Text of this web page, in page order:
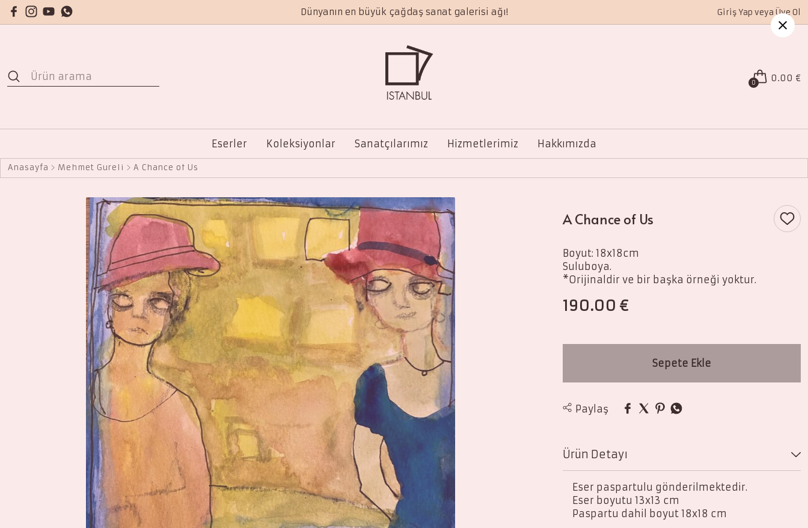
Dünyanın en büyük çağdaş sanat galerisi ağı! Giriş Yap veya Üye Ol
0 0.00 €
Eserler Koleksiyonlar Sanatçılarımız Hizmetlerimiz Hakkımızda
Anasayfa Mehmet Güreli A Chance of Us
A Chance of Us
Boyut: 18x18cm
Suluboya.
*Orijinaldir ve bir başka örneği yoktur.
190.00 €
Sepete Ekle
Paylaş
Ürün Detayı
Eser paspartulu gönderilmektedir.
Eser boyutu 13x13 cm
Paspartu dahil boyut 18x18 cm